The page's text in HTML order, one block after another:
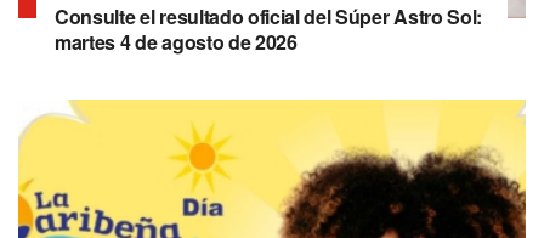
Consulte el resultado oficial del Súper Astro Sol:
martes 4 de agosto de 2026